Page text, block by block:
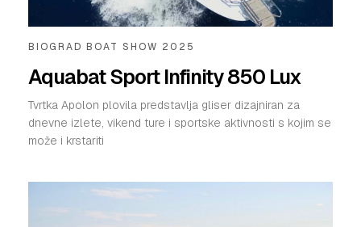
BIOGRAD BOAT SHOW 2025
Aquabat Sport Infinity 850 Lux
Tvrtka Apolon plovila predstavlja gliser dizajniran za
dnevne izlete, vikend ture i sportske aktivnosti s kojim se
može i krstariti